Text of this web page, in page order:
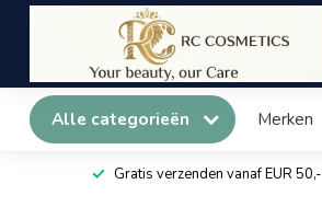
Alle categorieën Merken
Gratis verzenden vanaf EUR 50,-